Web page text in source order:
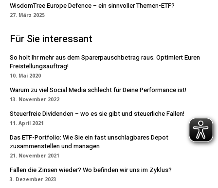
WisdomTree Europe Defence – ein sinnvoller Themen-ETF?
27. März 2025
Für Sie interessant
So holt Ihr mehr aus dem Sparerpauschbetrag raus. Optimiert Euren
Freistellungsauftrag!
10. Mai 2020
Warum zu viel Social Media schlecht für Deine Performance ist!
13. November 2022
Steuerfreie Dividenden – wo es sie gibt und steuerliche Fallen!
11. April 2021
Das ETF-Portfolio: Wie Sie ein fast unschlagbares Depot
zusammenstellen und managen
21. November 2021
Fallen die Zinsen wieder? Wo befinden wir uns im Zyklus?
3. Dezember 2023